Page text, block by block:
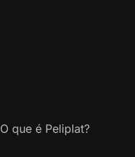
O que é Peliplat?